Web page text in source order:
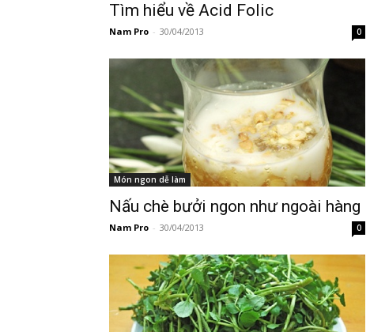
Tìm hiểu về Acid Folic
Nam Pro - 30/04/2013 0
Món ngon dễ làm
Nấu chè bưởi ngon như ngoài hàng
Nam Pro - 30/04/2013 0